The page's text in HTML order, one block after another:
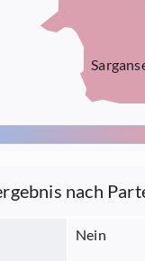
nach
Nein